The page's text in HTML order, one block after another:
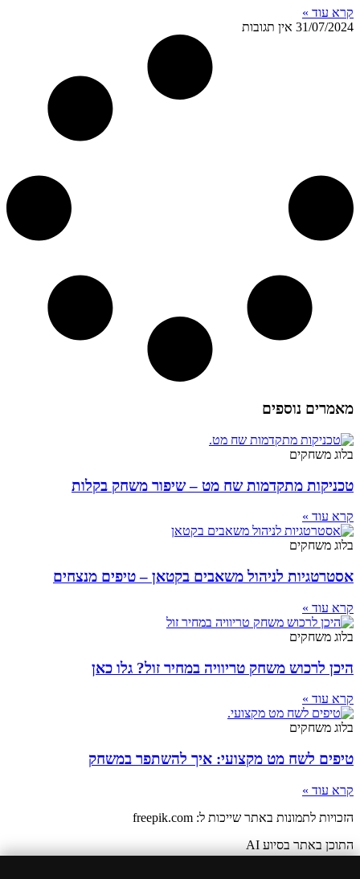
קרא עוד »
31/07/2024 אין תגובות
מאמרים נוספים
בלוג משחקים
טכניקות מתקדמות שח מט – שיפור משחק בקלות
קרא עוד »
בלוג משחקים
אסטרטגיות לניהול משאבים בקטאן – טיפים מנצחים
קרא עוד »
בלוג משחקים
היכן לרכוש משחק טריוויה במחיר זול? גלו כאן
קרא עוד »
בלוג משחקים
טיפים לשח מט מקצועי: איך להשתפר במשחק
קרא עוד »
הזכויות לתמונות באתר שייכות ל: freepik.com
התוכן באתר בסיוע AI